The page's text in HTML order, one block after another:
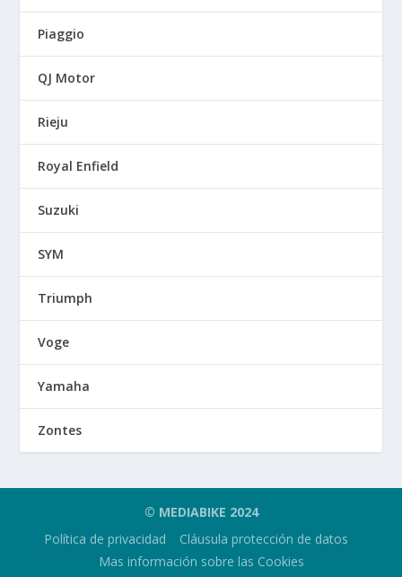
Piaggio
QJ Motor
Rieju
Royal Enfield
Suzuki
SYM
Triumph
Voge
Yamaha
Zontes
© MEDIABIKE 2024
Política de privacidad
Cláusula protección de datos
Mas información sobre las Cookies